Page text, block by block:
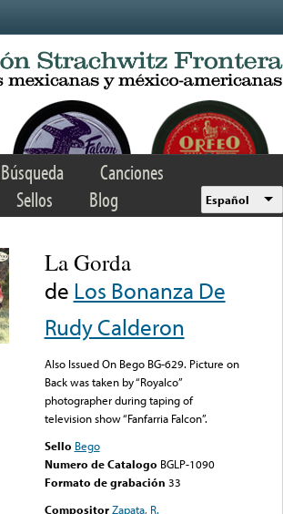
Búsqueda
Canciones
Sellos Blog Español
La Gorda
de Los Bonanza De
Rudy Calderon
Also Issued On Bego BG-629. Picture on
Back was taken by “Royalco”
photographer during taping of
television show “Fanfarria Falcon”.
Sello Bego
Numero de Catalogo BGLP-1090
Formato de grabación 33
Compositor Zapata, R.